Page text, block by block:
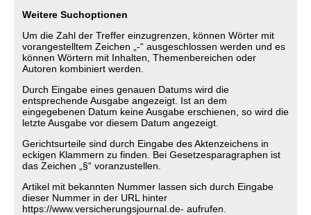
Weitere Suchoptionen
Um die Zahl der Treffer einzugrenzen, können Wörter mit
vorangestelltem Zeichen „-“ ausgeschlossen werden und es
können Wörtern mit Inhalten, Themenbereichen oder
Autoren kombiniert werden.
Durch Eingabe eines genauen Datums wird die
entsprechende Ausgabe angezeigt. Ist an dem
eingegebenen Datum keine Ausgabe erschienen, so wird die
letzte Ausgabe vor diesem Datum angezeigt.
Gerichtsurteile sind durch Eingabe des Aktenzeichens in
eckigen Klammern zu finden. Bei Gesetzesparagraphen ist
das Zeichen „§“ voranzustellen.
Artikel mit bekannten Nummer lassen sich durch Eingabe
dieser Nummer in der URL hinter
https://www.versicherungsjournal.de- aufrufen.